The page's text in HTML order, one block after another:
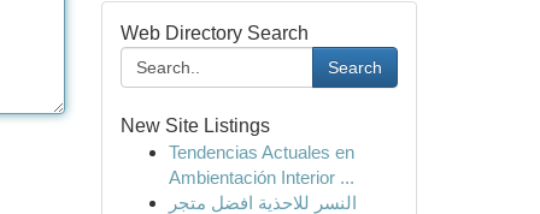
Web Directory Search
Search
New Site Listings
Tendencias Actuales en
Ambientación Interior ...
النسر للاحذية افضل متجر